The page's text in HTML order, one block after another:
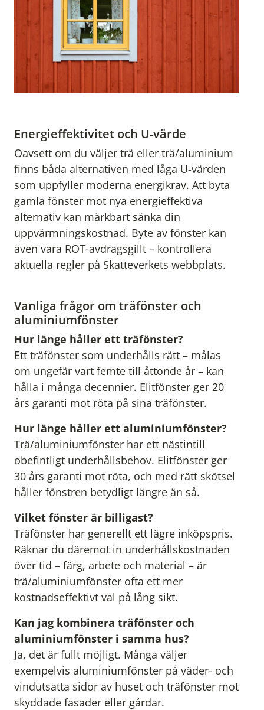
Energieffektivitet och U-värde
Oavsett om du väljer trä eller trä/aluminium
finns båda alternativen med låga U-värden
som uppfyller moderna energikrav. Att byta
gamla fönster mot nya energieffektiva
alternativ kan märkbart sänka din
uppvärmningskostnad. Byte av fönster kan
även vara ROT-avdragsgillt – kontrollera
aktuella regler på Skatteverkets webbplats.
Vanliga frågor om träfönster och
aluminiumfönster
Hur länge håller ett träfönster?
Ett träfönster som underhålls rätt – målas
om ungefär vart femte till åttonde år – kan
hålla i många decennier. Elitfönster ger 20
års garanti mot röta på sina träfönster.
Hur länge håller ett aluminiumfönster?
Trä/aluminiumfönster har ett nästintill
obefintligt underhållsbehov. Elitfönster ger
30 års garanti mot röta, och med rätt skötsel
håller fönstren betydligt längre än så.
Vilket fönster är billigast?
Träfönster har generellt ett lägre inköpspris.
Räknar du däremot in underhållskostnaden
över tid – färg, arbete och material – är
trä/aluminiumfönster ofta ett mer
kostnadseffektivt val på lång sikt.
Kan jag kombinera träfönster och
aluminiumfönster i samma hus?
Ja, det är fullt möjligt. Många väljer
exempelvis aluminiumfönster på väder- och
vindutsatta sidor av huset och träfönster mot
skyddade fasader eller gårdar.